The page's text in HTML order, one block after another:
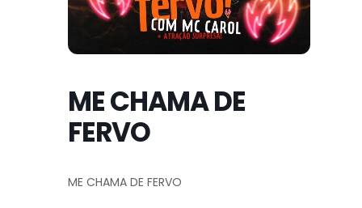
ME CHAMA DE
FERVO
ME CHAMA DE FERVO